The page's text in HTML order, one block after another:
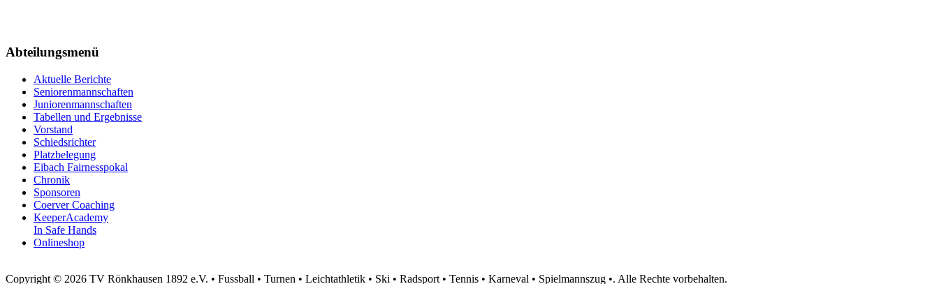
Abteilungsmenü
Aktuelle Berichte
Seniorenmannschaften
Juniorenmannschaften
Tabellen und Ergebnisse
Vorstand
Schiedsrichter
Platzbelegung
Eibach Fairnesspokal
Chronik
Sponsoren
Coerver Coaching
KeeperAcademy
In Safe Hands
Onlineshop
Copyright © 2026 TV Rönkhausen 1892 e.V. • Fussball • Turnen • Leichtathletik • Ski • Radsport • Tennis • Karneval • Spielmannszug •. Alle Rechte vorbehalten.